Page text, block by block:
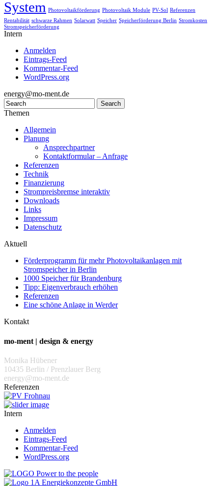
System Photovoltaikförderung Photovoltaik Module PV-Sol Referenzen
Rentabilität schwarze Rahmen Solarwatt Speicher Speicherförderung Berlin Stromkosten
Stromspeicherförderung
Intern
Anmelden
Eintrags-Feed
Kommentar-Feed
WordPress.org
energy@mo-ment.de
Themen
Allgemein
Planung
Ansprechpartner
Kontaktformular – Anfrage
Referenzen
Technik
Finanzierung
Strompreisbremse interaktiv
Downloads
Links
Impressum
Datenschutz
Aktuell
Förderprogramm für mehr Photovoltaikanlagen mit
Stromspeicher in Berlin
1000 Speicher für Brandenburg
Tipp: Eigenverbrauch erhöhen
Referenzen
Eine schöne Anlage in Werder
Kontakt
mo-ment | design & energy
Monika Hübener
10435 Berlin / Prenzlauer Berg
energy@mo-ment.de
Referenzen
Intern
Anmelden
Eintrags-Feed
Kommentar-Feed
WordPress.org